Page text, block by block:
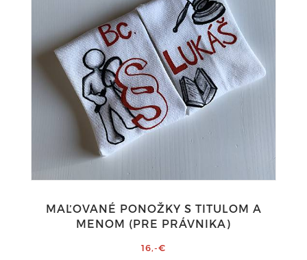
MAĽOVANÉ PONOŽKY S TITULOM A
MENOM (PRE PRÁVNIKA)
16,-€